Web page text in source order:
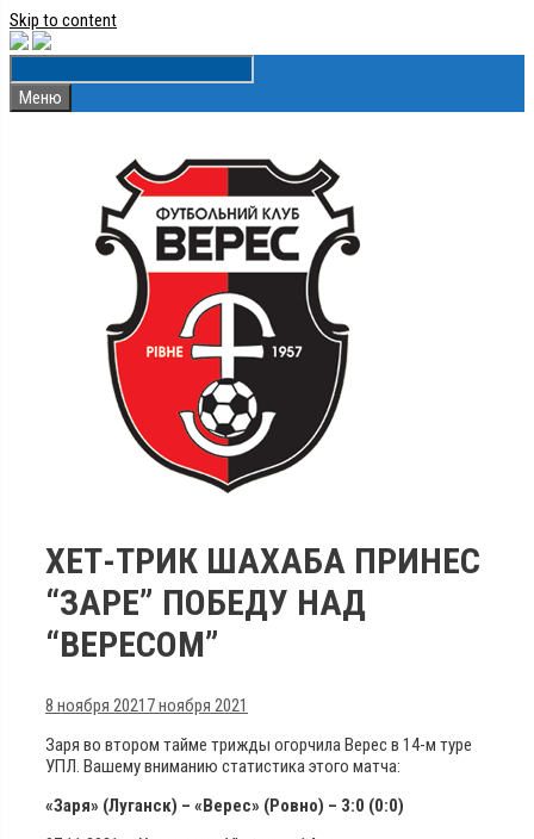
Skip to content
Меню
ХЕТ-ТРИК ШАХАБА ПРИНЕС
“ЗАРЕ” ПОБЕДУ НАД
“ВЕРЕСОМ”
8 ноября 2021 7 ноября 2021
Заря во втором тайме трижды огорчила Верес в 14-м туре
УПЛ. Вашему вниманию статистика этого матча:
«Заря» (Луганск) – «Верес» (Ровно) – 3:0 (0:0)